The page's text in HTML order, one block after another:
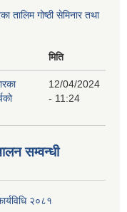
तालिम गोष्ठी सेमिनार तथा
मिति
12/04/2024
- 11:24
सम्वन्धी
२०८१